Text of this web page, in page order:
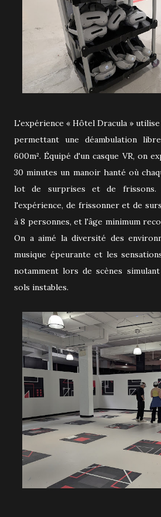
L'expérience « Hôtel Dracula »
permettant une déambulation
600m². Équipé d'un casque VR, on
30 minutes un manoir hanté où
lot de surprises et de frissons.
l'expérience, de frissonner et de
à 8 personnes, et l'âge minimum
On a aimé la diversité des
musique épeurante et les s
notamment lors de scènes
sols instables.